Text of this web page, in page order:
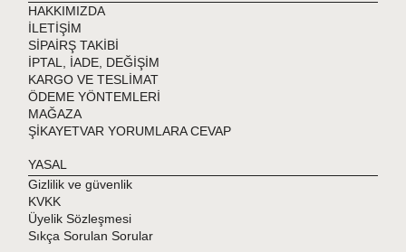
HAKKIMIZDA
İLETİŞİM
SİPAİRŞ TAKİBİ
İPTAL, İADE, DEĞİŞİM
KARGO VE TESLİMAT
ÖDEME YÖNTEMLERİ
MAĞAZA
ŞİKAYETVAR YORUMLARA CEVAP
YASAL
Gizlilik ve güvenlik
KVKK
Üyelik Sözleşmesi
Sıkça Sorulan Sorular